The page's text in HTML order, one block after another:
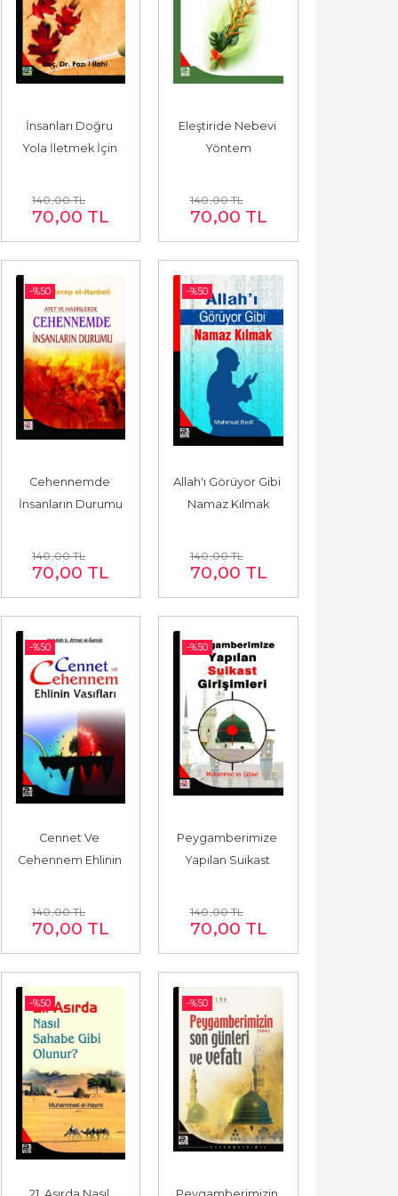
İnsanları Doğru
Yola İletmek İçin
140,00TL
70,00 TL
Eleştiride Nebevi
Yöntem
140,00TL
70,00 TL
-%50
Cehennemde
İnsanların Durumu
140,00TL
70,00 TL
-%50
Allah'ı Görüyor Gibi
Namaz Kılmak
140,00TL
70,00 TL
-%50
Cennet Ve
Cehennem Ehlinin
140,00TL
70,00 TL
-%50
Peygamberimize
Yapılan Suikast
140,00TL
70,00 TL
-%50 -%50